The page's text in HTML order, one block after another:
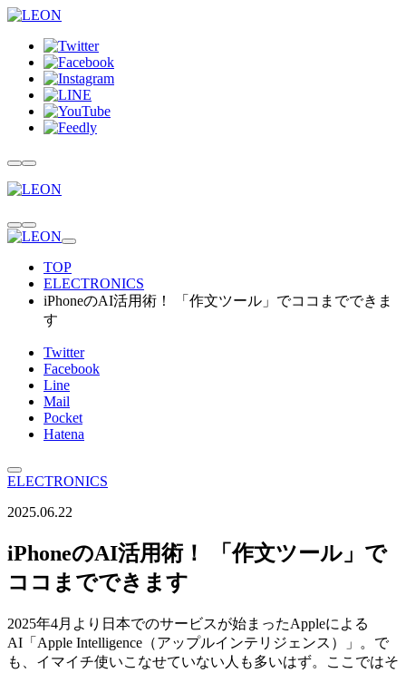
TOP
ELECTRONICS
iPhoneのAI活用術！ 「作文ツール」でココまでできま
す
Twitter
Facebook
Line
Mail
Pocket
Hatena
ELECTRONICS
2025.06.22
iPhoneのAI活用術！ 「作文ツール」で
ココまでできます
2025年4月より日本でのサービスが始まったAppleによる
AI「Apple Intelligence（アップルインテリジェンス）」。で
も、イマイチ使いこなせていない人も多いはず。ここではそ